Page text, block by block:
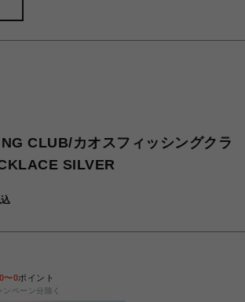
CLUB/カオスフィッシングクラ
SILVER
0〜0ポイント
ペーン分除く